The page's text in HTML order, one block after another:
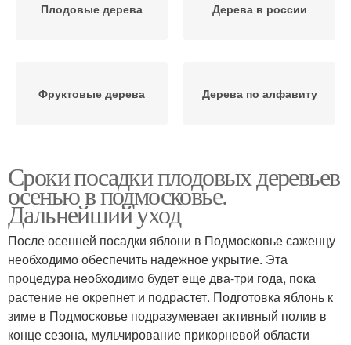
Плодовые дерева Дерева в россии
Фруктовые дерева Дерева по алфавиту
Сроки посадки плодовых деревьев
осенью в подмосковье.
Дальнейший уход
После осенней посадки яблони в Подмосковье саженцу
необходимо обеспечить надежное укрытие. Эта
процедура необходимо будет еще два-три года, пока
растение не окрепнет и подрастет. Подготовка яблонь к
зиме в Подмосковье подразумевает активный полив в
конце сезона, мульчирование прикорневой области